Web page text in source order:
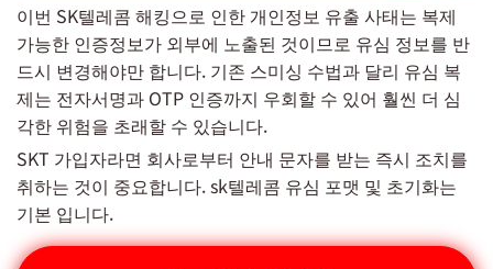
이번 SK텔레콤 해킹으로 인한 개인정보 유출 사태는 복제
가능한 인증정보가 외부에 노출된 것이므로 유심 정보를 반
드시 변경해야만 합니다. 기존 스미싱 수법과 달리 유심 복
제는 전자서명과 OTP 인증까지 우회할 수 있어 훨씬 더 심
각한 위험을 초래할 수 있습니다.
SKT 가입자라면 회사로부터 안내 문자를 받는 즉시 조치를
취하는 것이 중요합니다. sk텔레콤 유심 포맷 및 초기화는
기본 입니다.